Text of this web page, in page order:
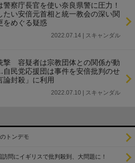
警察庁長官を使い奈良県警に圧力！
たい安倍元首相と統一教会の深い関
をめぐる疑惑
2022.07.14 | スキャンダル
撃 容疑者は宗教団体との関係が動
民党応援団は事件を安倍批判のせ
論封殺」に利用
2022.07.10 | スキャンダル
トンデモ
問にイギリスで批判殺到、大問題に！